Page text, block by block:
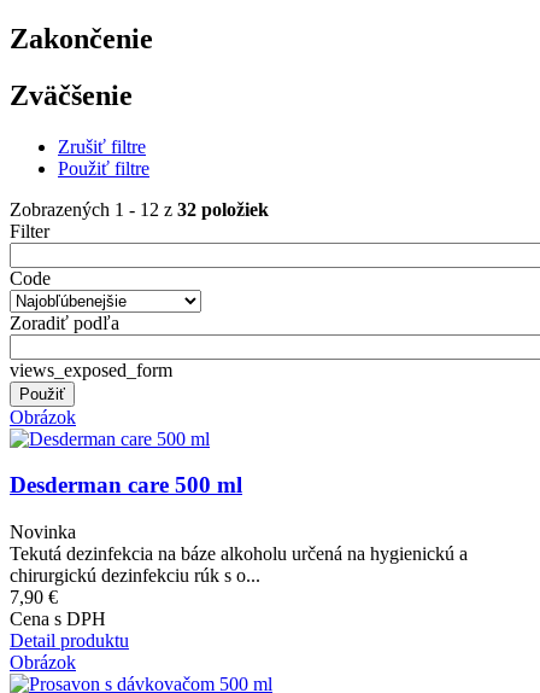
Zakončenie
Zväčšenie
Zrušiť filtre
Použiť filtre
Zobrazených 1 - 12 z 32 položiek
Filter
Code
Zoradiť podľa
views_exposed_form
Obrázok
Desderman care 500 ml
Novinka
Tekutá dezinfekcia na báze alkoholu určená na hygienickú a
chirurgickú dezinfekciu rúk s o...
7,90 €
Cena s DPH
Detail produktu
Obrázok